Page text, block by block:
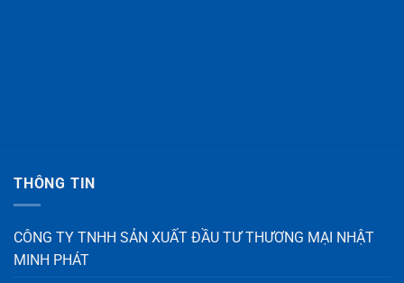
THÔNG TIN
CÔNG TY TNHH SẢN XUẤT ĐẦU TƯ THƯƠNG MẠI NHẬT
MINH PHÁT